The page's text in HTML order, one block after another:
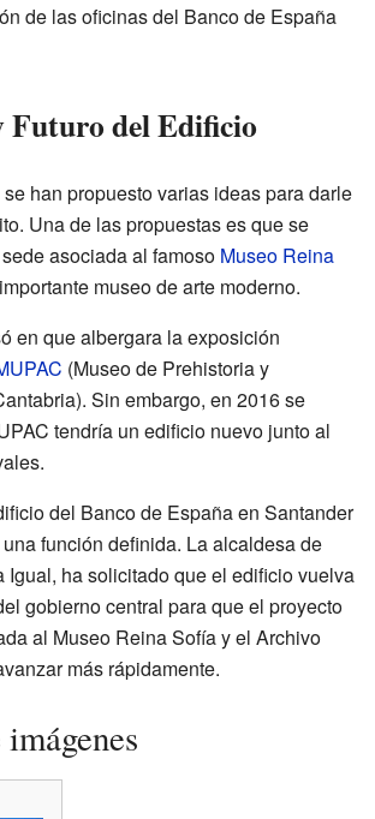
de las oficinas del Banco de España
Futuro del Edificio
han propuesto varias ideas para darle
Una de las propuestas es que se
asociada al famoso Museo Reina
museo de arte moderno.
en que albergara la exposición
(Museo de Prehistoria y
Sin embargo, en 2016 se
tendría un edificio nuevo junto al
del Banco de España en Santander
función definida. La alcaldesa de
Igual, ha solicitado que el edificio vuelva
gobierno central para que el proyecto
al Museo Reina Sofía y el Archivo
más rápidamente.